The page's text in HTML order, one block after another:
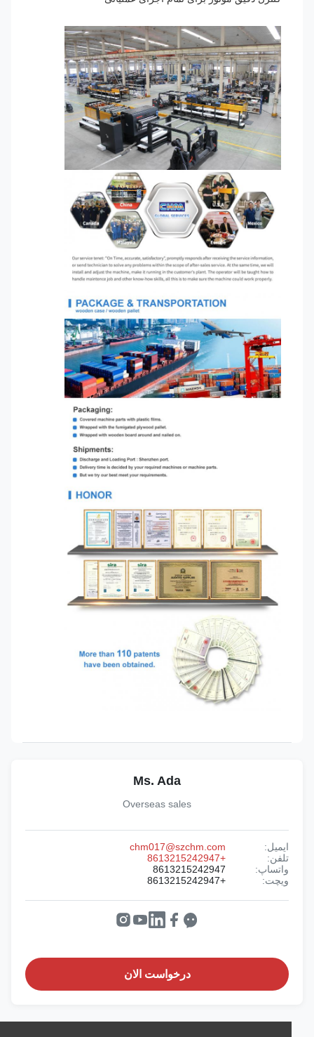
Ms. Ada
Overseas sales
ایمیل:
chm017@szchm.com
واتساپ:
8613215242947
ویچت:
درخواست الان